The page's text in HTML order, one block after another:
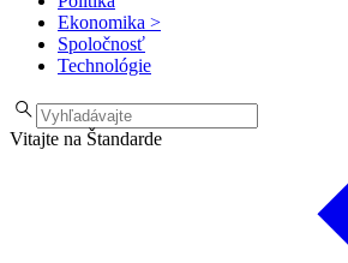
Ekonomika >
Spoločnosť
Technológie
Vitajte na Štandarde